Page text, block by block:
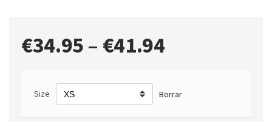
€34.95 – €41.94
Size Borrar